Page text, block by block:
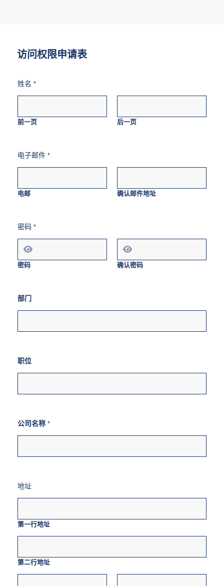
访问权限申请表
姓名 *
前一页 后一页
电子邮件 *
电邮 确认邮件地址
密码 *
密码 确认密码
部门
职位
公司名称 *
地址
第一行地址
第二行地址